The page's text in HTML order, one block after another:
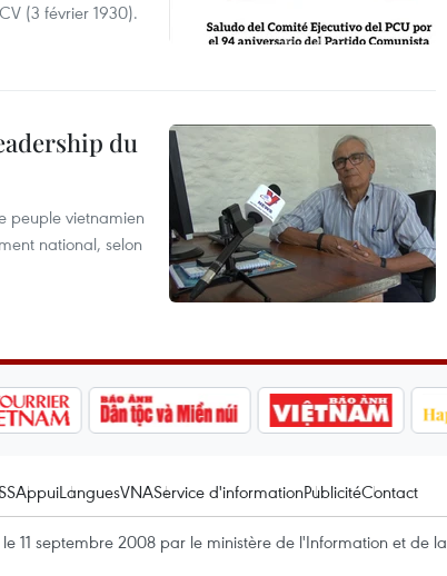
(3 février 1930).
du
peuple vietnamien
national, selon
AppuiLanguesVNAService d'informationPublicitéContact
11 septembre 2008 par le ministère de l'Information et de la